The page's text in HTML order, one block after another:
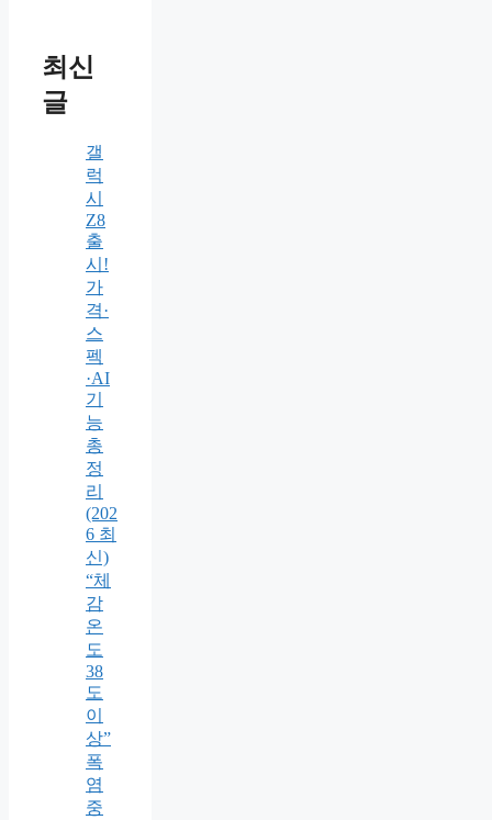
최신
글
갤
럭
시
Z8
출
시!
가
격·
스
펙
·AI
기
능
총
정
리
(202
6 최
신)
“체
감
온
도
38
도
이
상”
폭
염
중